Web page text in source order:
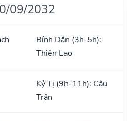
09/2032
Bính Dần (3h-5h):
Thiên Lao
Kỷ Tị (9h-11h): Câu
Trận